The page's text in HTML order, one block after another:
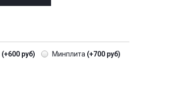
(+600 руб) Минплита (+700 руб)